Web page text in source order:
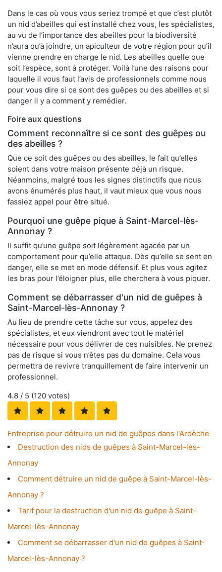
Dans le cas où vous vous seriez trompé et que c’est plutôt
un nid d’abeilles qui est installé chez vous, les spécialistes,
au vu de l’importance des abeilles pour la biodiversité
n’aura qu’à joindre, un apiculteur de votre région pour qu’il
vienne prendre en charge le nid. Les abeilles quelle que
soit l’espèce, sont à protéger. Voilà l’une des raisons pour
laquelle il vous faut l’avis de professionnels comme nous
pour vous dire si ce sont des guêpes ou des abeilles et si
danger il y a comment y remédier.
Foire aux questions
Comment reconnaître si ce sont des guêpes ou
des abeilles ?
Que ce soit des guêpes ou des abeilles, le fait qu’elles
soient dans votre maison présente déjà un risque.
Néanmoins, malgré tous les signes distinctifs que nous
avons énumérés plus haut, il vaut mieux que vous nous
fassiez appel pour être situé.
Pourquoi une guêpe pique à Saint-Marcel-lès-
Annonay ?
Il suffit qu’une guêpe soit légèrement agacée par un
comportement pour qu’elle attaque. Dès qu’elle se sent en
danger, elle se met en mode défensif. Et plus vous agitez
les bras pour l’éloigner plus, elle cherchera à vous piquer.
Comment se débarrasser d'un nid de guêpes à
Saint-Marcel-lès-Annonay ?
Au lieu de prendre cette tâche sur vous, appelez des
spécialistes, et eux viendront avec tout le matériel
nécessaire pour vous délivrer de ces nuisibles. Ne prenez
pas de risque si vous n’êtes pas du domaine. Cela vous
permettra de revivre tranquillement de faire intervenir un
professionnel.
4.8 / 5 (120 votes)
Entreprise pour détruire un nid de guêpes dans l'Ardèche
Destruction des nids de guêpes à Saint-Marcel-lès-
Annonay
Comment détruire un nid de guêpe à Saint-Marcel-lès-
Annonay ?
Tarif pour la destruction d'un nid de guêpe à Saint-
Marcel-lès-Annonay
Comment se débarrasser d'un nid de guêpes à Saint-
Marcel-lès-Annonay ?